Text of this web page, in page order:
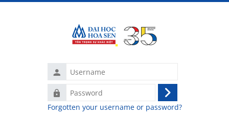
Username
Password
Log
in
Forgotten your username or password?